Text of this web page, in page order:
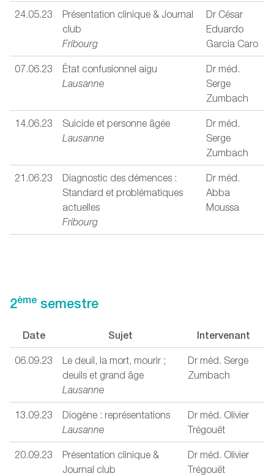
24.05.23
Présentation clinique & Journal
club
Fribourg
Dr César
Eduardo
Garcia Caro
07.06.23
État confusionnel aigu
Lausanne
Dr méd.
Serge
Zumbach
14.06.23
Suicide et personne âgée
Lausanne
Dr méd.
Serge
Zumbach
21.06.23
Diagnostic des démences :
Standard et problématiques
actuelles
Fribourg
Dr méd.
Abba
Moussa
2ème semestre
Date Sujet Intervenant
06.09.23
Le deuil, la mort, mourir ;
deuils et grand âge
Lausanne
Dr méd. Serge
Zumbach
13.09.23
Diogène : représentations
Lausanne
Dr méd. Olivier
Trégouët
20.09.23
Présentation clinique &
Journal club
Dr méd. Olivier
Trégouët